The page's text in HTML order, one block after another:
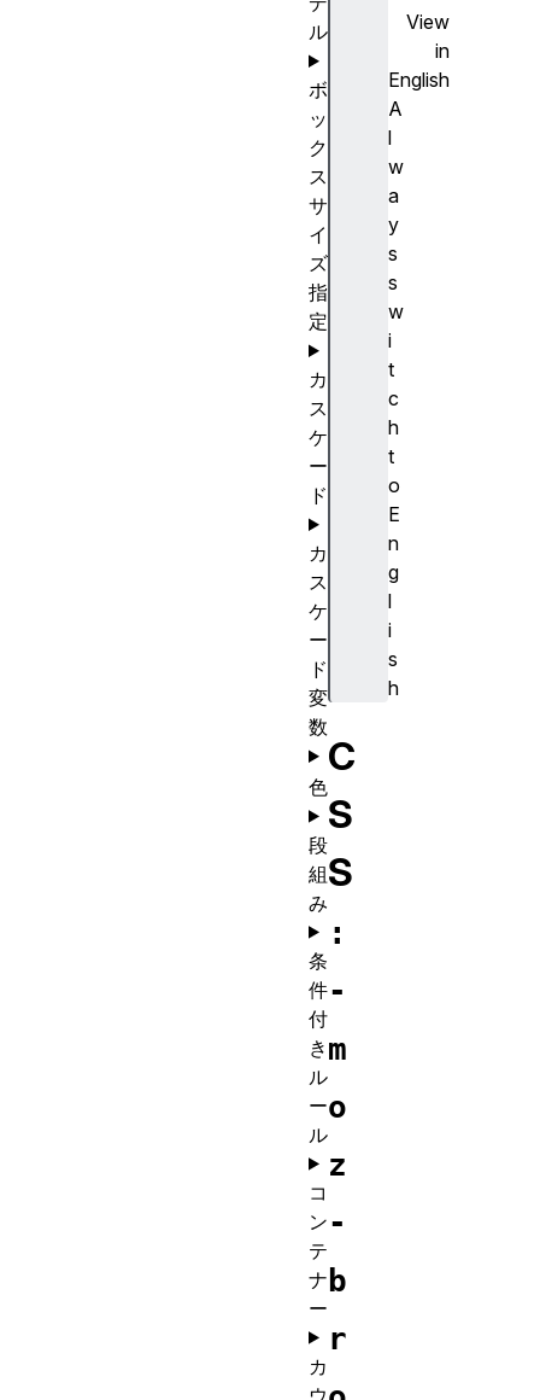
View
in
English
A
l
w
a
y
s
s
w
i
t
c
h
t
o
E
n
g
l
i
s
h
C
S
S
:
-
m
o
z
-
b
r
ル
ボ
ッ
ク
ス
サ
イ
ズ
指
定
カ
ス
ケ
ー
ド
カ
ス
ケ
ー
ド
変
数
色
段
組
み
条
件
付
き
ル
ー
ル
コ
ン
テ
ナ
ー
カ
ウ